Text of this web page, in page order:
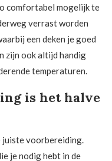
comfortabel mogelijk te
verrast worden
een deken je goed
zijn ook altijd handig
temperaturen.
is het halve
juiste voorbereiding.
je nodig hebt in de